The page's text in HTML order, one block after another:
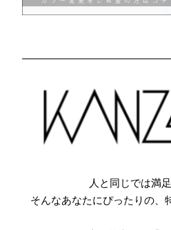
人と同じでは満
そんなあなたにぴったりの、